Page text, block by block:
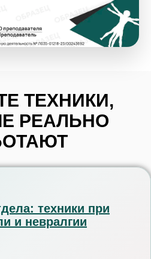
ТЕХНИКИ,
РЕАЛЬНО
техники при
и невралгии